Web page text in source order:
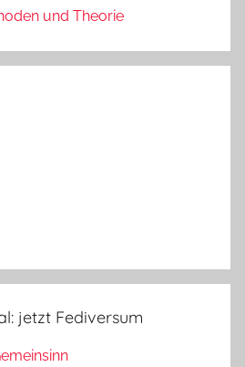
und Theorie
jetzt Fediversum